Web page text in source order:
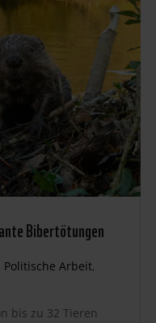
Bibertötungen
Politische Arbeit,
bis zu 32 Tieren